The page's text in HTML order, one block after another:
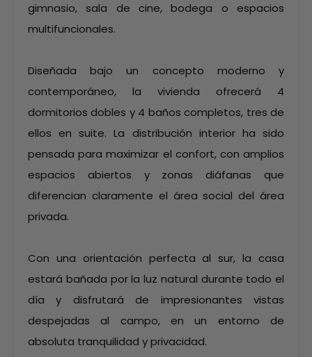
gimnasio, sala de cine, bodega o espacios
multifuncionales.
Diseñada bajo un concepto moderno y
contemporáneo, la vivienda ofrecerá 4
dormitorios dobles y 4 baños completos, tres de
ellos en suite. La distribución interior ha sido
pensada para maximizar el confort, con amplios
espacios abiertos y zonas diáfanas que
diferencian claramente el área social del área
privada.
Con una orientación perfecta al sur, la casa
estará bañada por la luz natural durante todo el
día y disfrutará de impresionantes vistas
despejadas al campo, en un entorno de
absoluta tranquilidad y privacidad.